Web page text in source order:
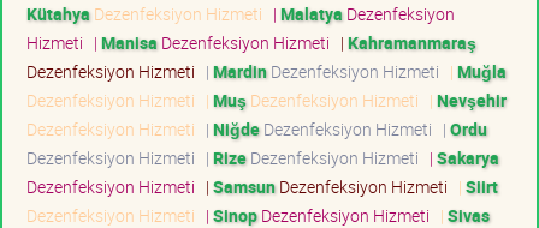
Kütahya Dezenfeksiyon Hizmeti | Malatya Dezenfeksiyon
Hizmeti | Manisa Dezenfeksiyon Hizmeti | Kahramanmaraş
Dezenfeksiyon Hizmeti | MardinDezenfeksiyon Hizmeti | Muğla
Dezenfeksiyon Hizmeti | Muş Dezenfeksiyon Hizmeti | Nevşehir
Dezenfeksiyon Hizmeti | NiğdeDezenfeksiyon Hizmeti | Ordu
Dezenfeksiyon Hizmeti | RizeDezenfeksiyon Hizmeti | Sakarya
Dezenfeksiyon Hizmeti | SamsunDezenfeksiyon Hizmeti | Siirt
Dezenfeksiyon Hizmeti | SinopDezenfeksiyon Hizmeti | Sivas